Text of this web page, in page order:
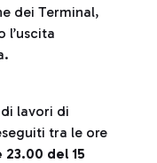
dei Terminal,
l’uscita
lavori di
tra le ore
del 15